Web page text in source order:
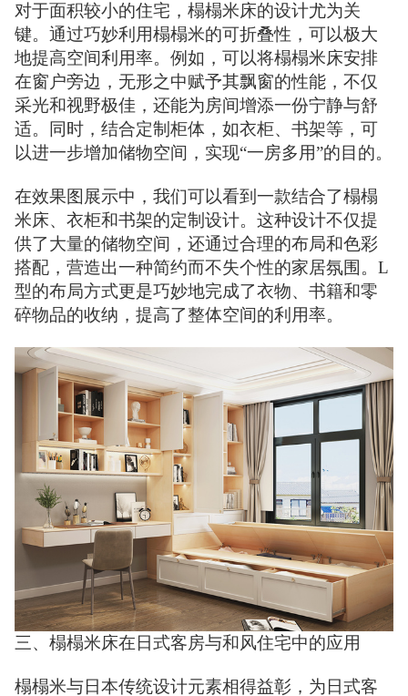
对于面积较小的住宅，榻榻米床的设计尤为关
键。通过巧妙利用榻榻米的可折叠性，可以极大
地提高空间利用率。例如，可以将榻榻米床安排
在窗户旁边，无形之中赋予其飘窗的性能，不仅
采光和视野极佳，还能为房间增添一份宁静与舒
适。同时，结合定制柜体，如衣柜、书架等，可
以进一步增加储物空间，实现“一房多用”的目的。
在效果图展示中，我们可以看到一款结合了榻榻
米床、衣柜和书架的定制设计。这种设计不仅提
供了大量的储物空间，还通过合理的布局和色彩
搭配，营造出一种简约而不失个性的家居氛围。L
型的布局方式更是巧妙地完成了衣物、书籍和零
碎物品的收纳，提高了整体空间的利用率。
三、榻榻米床在日式客房与和风住宅中的应用
榻榻米与日本传统设计元素相得益彰，为日式客